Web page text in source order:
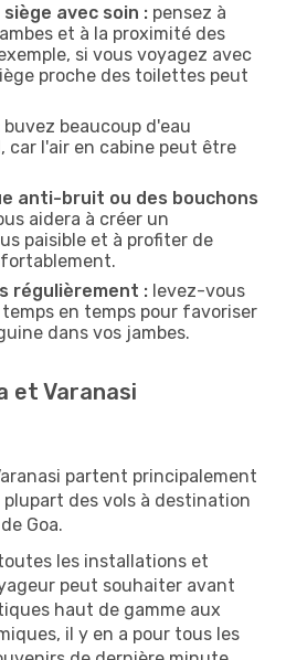
avec soin : pensez à
et à la proximité des
si vous voyagez avec
proche des toilettes peut
buvez beaucoup d'eau
car l'air en cabine peut être
anti-bruit ou des bouchons
aidera à créer un
paisible et à profiter de
régulièrement : levez-vous
en temps pour favoriser
dans vos jambes.
et Varanasi
partent principalement
plupart des vols à destination
Goa.
les installations et
peut souhaiter avant
haut de gamme aux
il y en a pour tous les